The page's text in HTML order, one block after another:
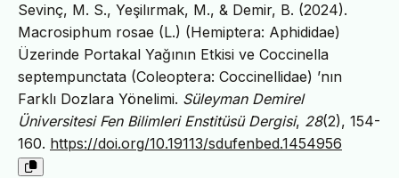
Sevinç, M. S., Yeşilırmak, M., & Demir, B. (2024).
Macrosiphum rosae (L.) (Hemiptera: Aphididae)
Üzerinde Portakal Yağının Etkisi ve Coccinella
septempunctata (Coleoptera: Coccinellidae) ’nın
Farklı Dozlara Yönelimi. Süleyman Demirel
Üniversitesi Fen Bilimleri Enstitüsü Dergisi, 28(2), 154-
160. https://doi.org/10.19113/sdufenbed.1454956